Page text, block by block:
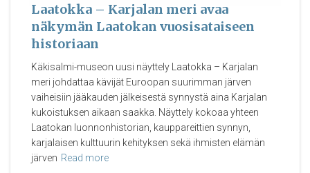
Laatokka – Karjalan meri avaa
näkymän Laatokan vuosisataiseen
historiaan
Käkisalmi-museon uusi näyttely Laatokka – Karjalan
meri johdattaa kävijät Euroopan suurimman järven
vaiheisiin jääkauden jälkeisestä synnystä aina Karjalan
kukoistuksen aikaan saakka. Näyttely kokoaa yhteen
Laatokan luonnonhistorian, kauppareittien synnyn,
karjalaisen kulttuurin kehityksen sekä ihmisten elämän
järven Read more